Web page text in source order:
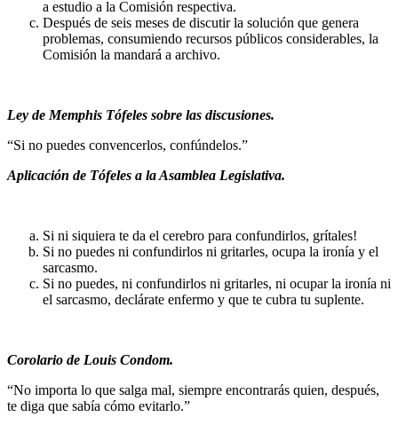
a estudio a la Comisión respectiva.
Después de seis meses de discutir la solución que genera
problemas, consumiendo recursos públicos considerables, la
Comisión la mandará a archivo.
Ley de Memphis Tófeles sobre las discusiones.
“Si no puedes convencerlos, confúndelos.”
Aplicación de Tófeles a la Asamblea Legislativa.
Si ni siquiera te da el cerebro para confundirlos, grítales!
Si no puedes ni confundirlos ni gritarles, ocupa la ironía y el
sarcasmo.
Si no puedes, ni confundirlos ni gritarles, ni ocupar la ironía ni
el sarcasmo, declárate enfermo y que te cubra tu suplente.
Corolario de Louis Condom.
“No importa lo que salga mal, siempre encontrarás quien, después,
te diga que sabía cómo evitarlo.”